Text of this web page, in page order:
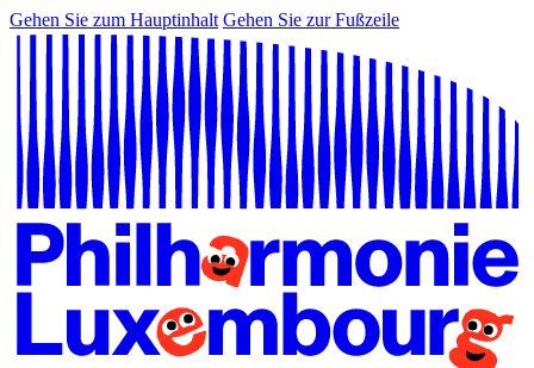
Gehen Sie zum Hauptinhalt Gehen Sie zur Fußzeile